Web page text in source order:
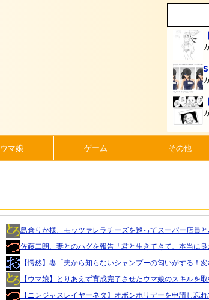
ウマ娘 ゲーム その他
島倉りか様、モッツァレラチーズを巡ってスーパー店員と
佐藤二朗、妻とのハグを報告「君と生きてきて、本当に良
【愕然】妻「夫から知らないシャンプーの匂いがする！
【ウマ娘】とりあえず育成完了させたウマ娘のスキルを
【ニンジャスレイヤーネタ】オボンホリデーを申請し忘